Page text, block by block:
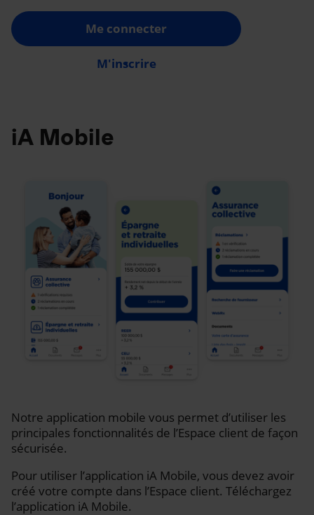
Me connecter
M'inscrire
iA Mobile
Notre application mobile vous permet d’utiliser les
principales fonctionnalités de l’Espace client de façon
sécurisée.
Pour utiliser l’application iA Mobile, vous devez avoir
créé votre compte dans l’Espace client. Téléchargez
l’application iA Mobile.